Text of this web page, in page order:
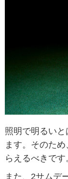
照明で明るい
ます。そのた
らえるべきです
また、2サムデ